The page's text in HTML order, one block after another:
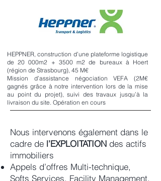
HEPPNER, construction d’une plateforme logistique
de 20 000m2 + 3500 m2 de bureaux à Hoert
(région de Strasbourg), 45 M€
Mission d’assistance négociation VEFA (2M€
gagnés grâce à notre intervention lors de la mise
au point du projet), suivi des travaux jusqu’à la
livraison du site. Opération en cours
Nous intervenons également dans le
cadre de l’EXPLOITATION des actifs
immobiliers
Appels d’offres Multi-technique,
Softs Services, Facility Management,